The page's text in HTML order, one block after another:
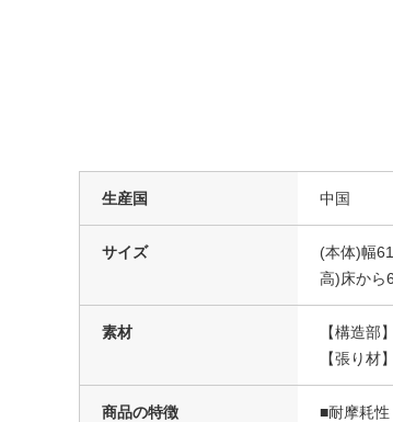
生産国 中国
サイズ
(本体)幅
高)床から
素材
【構造
【張り材
商品の特徴
■耐摩耗